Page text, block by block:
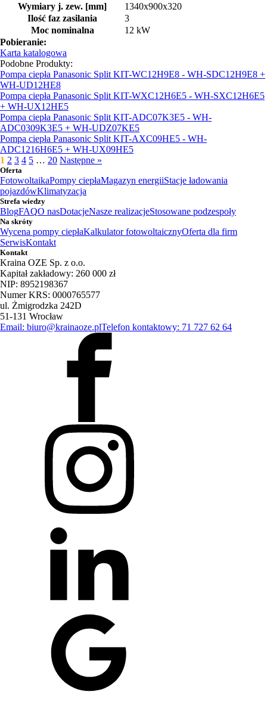
Wymiary j. zew. [mm]
1340x900x320
Ilość faz zasilania
3
Moc nominalna
12 kW
Pobieranie:
Karta katalogowa
Podobne Produkty:
Pompa ciepła Panasonic Split KIT-WC12H9E8 - WH-SDC12H9E8 +
WH-UD12HE8
Pompa ciepła Panasonic Split KIT-WXC12H6E5 - WH-SXC12H6E5
+ WH-UX12HE5
Pompa ciepła Panasonic Split KIT-ADC07K3E5 - WH-
ADC0309K3E5 + WH-UDZ07KE5
Pompa ciepła Panasonic Split KIT-AXC09HE5 - WH-
ADC1216H6E5 + WH-UX09HE5
1 2 3 4 5 … 20 Następne »
Oferta
FotowoltaikaPompy ciepłaMagazyn energiiStacje ładowania
pojazdówKlimatyzacja
Strefa wiedzy
BlogFAQO nasDotacjeNasze realizacjeStosowane podzespoły
Na skróty
Wycena pompy ciepłaKalkulator fotowoltaicznyOferta dla firm
SerwisKontakt
Kontakt
Kraina OZE Sp. z o.o.
Kapitał zakładowy: 260 000 zł
NIP: 8952198367
Numer KRS: 0000765577
ul. Żmigrodzka 242D
51-131 Wrocław
Email: biuro@krainaoze.plTelefon kontaktowy: 71 727 62 64